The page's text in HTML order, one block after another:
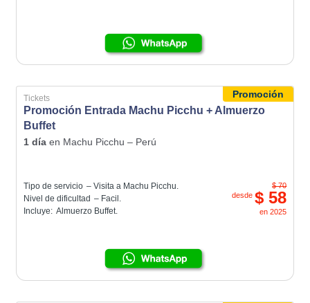
Promoción
Tickets
Promoción Entrada Machu Picchu + Almuerzo
Buffet
1 díaen Machu Picchu – Perú
Tipo de servicio – Visita a Machu Picchu.
Nivel de dificultad – Facil.
Incluye: Almuerzo Buffet.
$ 70
desde $ 58
en2025